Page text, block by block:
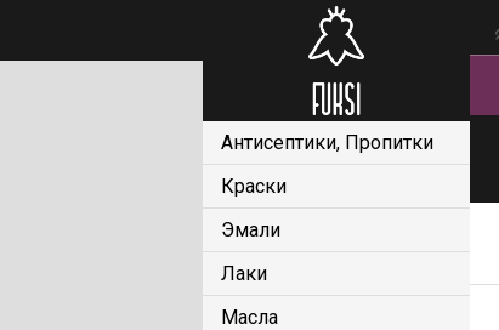
Антисептики, Пропитки
Краски
Эмали
Лаки
Масла